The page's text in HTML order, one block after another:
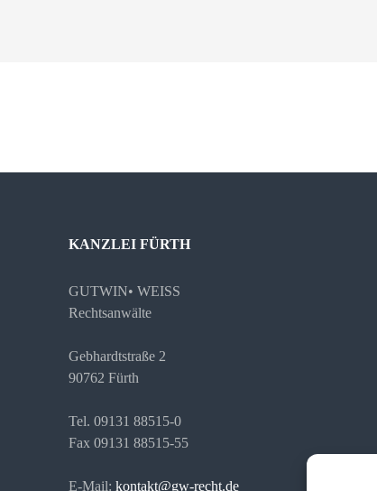
KANZLEI FÜRTH
GUTWIN• WEISS
Rechtsanwälte
Gebhardtstraße 2
90762 Fürth
Tel. 09131 88515-0
Fax 09131 88515-55
E-Mail: kontakt@gw-recht.de